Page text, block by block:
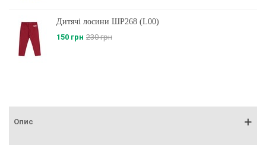
Дитячі лосини ШР268 (L00)
150 грн 230 грн
Опис